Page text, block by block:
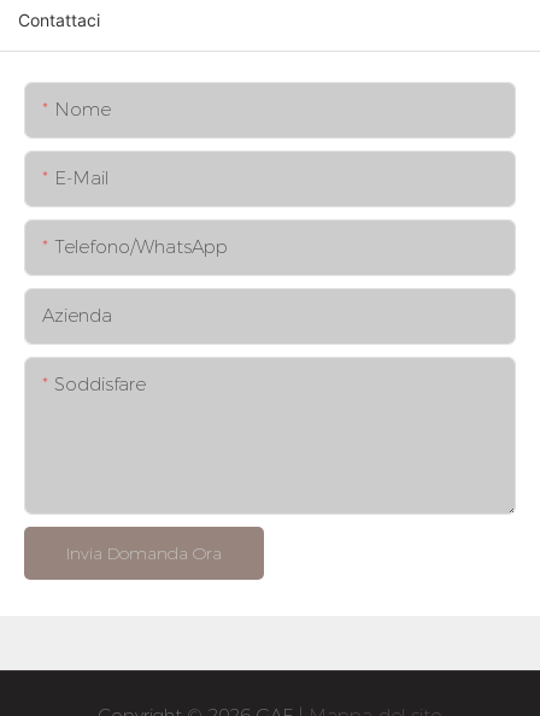
Contattaci
Nome
E-Mail
Telefono/WhatsApp
Azienda
Soddisfare
Invia Domanda Ora